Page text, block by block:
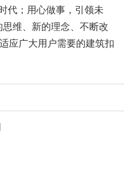
代；用心做事，引领未
维、新的理念、不断改
应广大用户需要的建筑扣